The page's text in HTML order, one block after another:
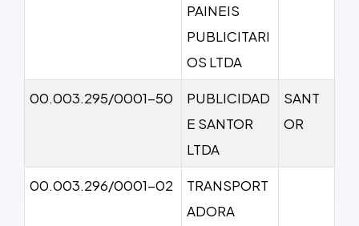
PAINEIS
PUBLICITARI
OS LTDA
00.003.295/0001-50
PUBLICIDAD
E SANTOR
LTDA
SANT
OR
00.003.296/0001-02
TRANSPORT
ADORA